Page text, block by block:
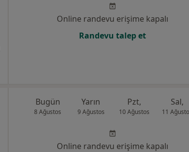
Online randevu erişime kapalı
Randevu talep et
Bugün
8 Ağustos
Yarın
9 Ağustos
Pzt,
10 Ağustos
Sal,
11
Online randevu erişime kapalı